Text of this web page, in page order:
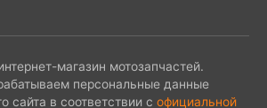
магазин мотозапчастей.
персональные данные
сайта в соответствии с официальной